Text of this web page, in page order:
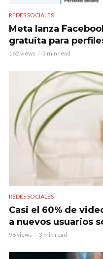
REDES SOCIALES
Meta lanza
gratuita para
162 views 3 min read
REDES SOCIALES
Casi el 60% de
a nuevos usuarios
98 views 3 min read